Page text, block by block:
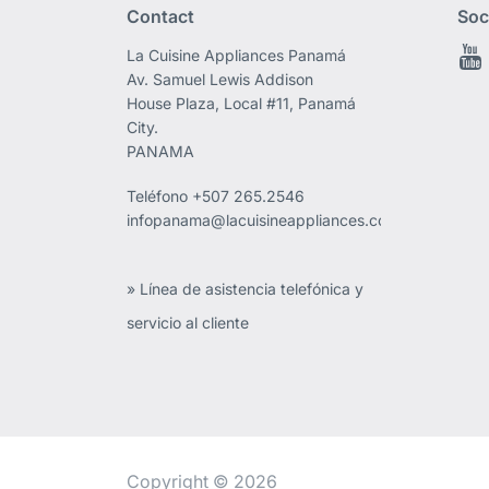
Contact
La Cuisine Appliances Panamá
Av. Samuel Lewis Addison
House Plaza, Local #11, Panamá
City.
PANAMA
Teléfono +507 265.2546
infopanama@lacuisineappliances.com
» Línea de asistencia telefónica y
servicio al cliente
Copyright © 2026